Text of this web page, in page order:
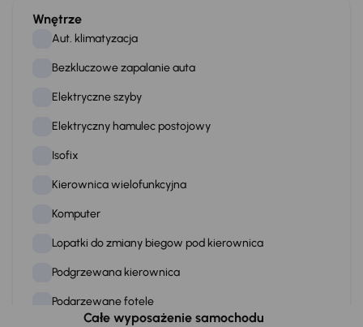
Wnętrze
Aut. klimatyzacja
Bezkluczowe zapalanie auta
Elektryczne szyby
Elektryczny hamulec postojowy
Isofix
Kierownica wielofunkcyjna
Komputer
Lopatki do zmiany biegow pod kierownica
Podgrzewana kierownica
Podgrzewane fotele
Całe wyposażenie samochodu